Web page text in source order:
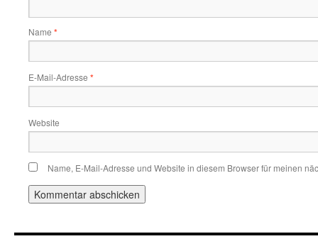
Name *
E-Mail-Adresse *
Website
Name, E-Mail-Adresse und Website in diesem Browser für meinen